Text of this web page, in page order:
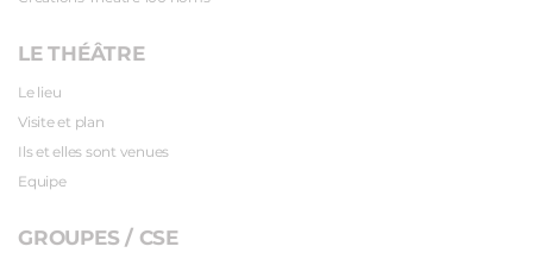
LE THÉÂTRE
Le lieu
Visite et plan
Ils et elles sont venues
Equipe
GROUPES / CSE